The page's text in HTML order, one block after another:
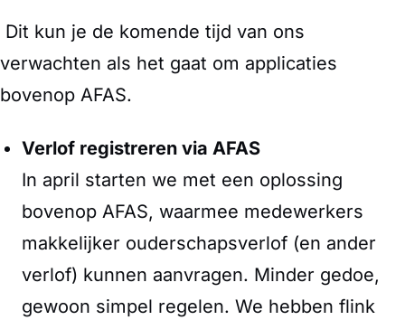
Dit kun je de komende tijd van ons
verwachten als het gaat om applicaties
bovenop AFAS.
Verlof registreren via AFAS
In april starten we met een oplossing
bovenop AFAS, waarmee medewerkers
makkelijker ouderschapsverlof (en ander
verlof) kunnen aanvragen. Minder gedoe,
gewoon simpel regelen. We hebben flink